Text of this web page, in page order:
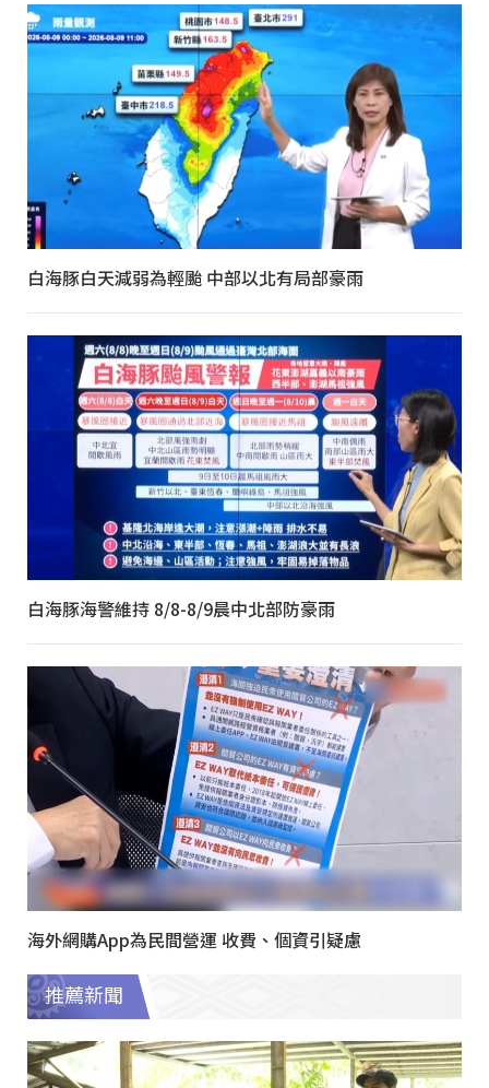
白海豚白天減弱為輕颱 中部以北有局部豪雨
白海豚海警維持 8/8-8/9晨中北部防豪雨
海外網購App為民間營運 收費、個資引疑慮
推薦新聞